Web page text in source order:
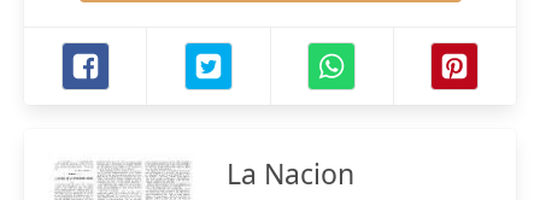
La Nacion